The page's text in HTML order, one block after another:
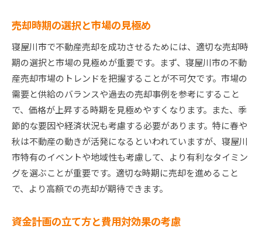
売却時期の選択と市場の見極め
寝屋川市で不動産売却を成功させるためには、適切な売却時
期の選択と市場の見極めが重要です。まず、寝屋川市の不動
産売却市場のトレンドを把握することが不可欠です。市場の
需要と供給のバランスや過去の売却事例を参考にすること
で、価格が上昇する時期を見極めやすくなります。また、季
節的な要因や経済状況も考慮する必要があります。特に春や
秋は不動産の動きが活発になるといわれていますが、寝屋川
市特有のイベントや地域性も考慮して、より有利なタイミン
グを選ぶことが重要です。適切な時期に売却を進めること
で、より高額での売却が期待できます。
資金計画の立て方と費用対効果の考慮